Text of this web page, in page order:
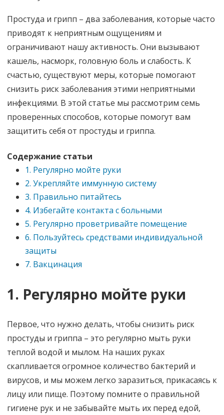
Простуда и грипп – два заболевания, которые часто
приводят к неприятным ощущениям и
ограничивают нашу активность. Они вызывают
кашель, насморк, головную боль и слабость. К
счастью, существуют меры, которые помогают
снизить риск заболевания этими неприятными
инфекциями. В этой статье мы рассмотрим семь
проверенных способов, которые помогут вам
защитить себя от простуды и гриппа.
Содержание статьи
1. Регулярно мойте руки
2. Укрепляйте иммунную систему
3. Правильно питайтесь
4. Избегайте контакта с больными
5. Регулярно проветривайте помещение
6. Пользуйтесь средствами индивидуальной
защиты
7. Вакцинация
1. Регулярно мойте руки
Первое, что нужно делать, чтобы снизить риск
простуды и гриппа – это регулярно мыть руки
теплой водой и мылом. На наших руках
скапливается огромное количество бактерий и
вирусов, и мы можем легко заразиться, прикасаясь к
лицу или пище. Поэтому помните о правильной
гигиене рук и не забывайте мыть их перед едой,